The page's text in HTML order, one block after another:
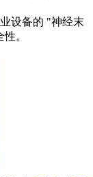
设备的 "神经末
。